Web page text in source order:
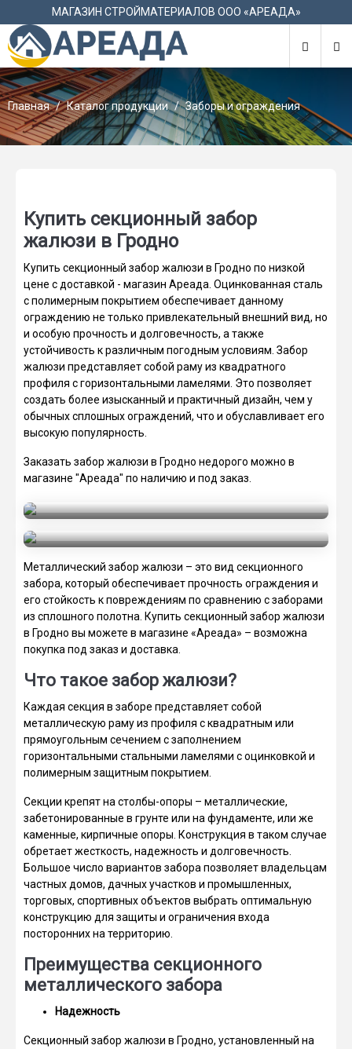
МАГАЗИН СТРОЙМАТЕРИАЛОВ ООО «АРЕАДА»
Главная Каталог продукции Заборы и ограждения
Купить секционный забор
жалюзи в Гродно
Купить секционный забор жалюзи в Гродно по низкой
цене с доставкой - магазин Ареада. Оцинкованная сталь
с полимерным покрытием обеспечивает данному
ограждению не только привлекательный внешний вид, но
и особую прочность и долговечность, а также
устойчивость к различным погодным условиям. Забор
жалюзи представляет собой раму из квадратного
профиля с горизонтальными ламелями. Это позволяет
создать более изысканный и практичный дизайн, чем у
обычных сплошных ограждений, что и обуславливает его
высокую популярность.
Заказать забор жалюзи в Гродно недорого можно в
магазине "Ареада" по наличию и под заказ.
Забор-жалюзи "Юнистрейд"
Забор-жалюзи "МКТрейд"
Металлический забор жалюзи – это вид секционного
забора, который обеспечивает прочность ограждения и
его стойкость к повреждениям по сравнению с заборами
из сплошного полотна. Купить секционный забор жалюзи
в Гродно вы можете в магазине «Ареада» – возможна
покупка под заказ и доставка.
Что такое забор жалюзи?
Каждая секция в заборе представляет собой
металлическую раму из профиля с квадратным или
прямоугольным сечением с заполнением
горизонтальными стальными ламелями с оцинковкой и
полимерным защитным покрытием.
Секции крепят на столбы-опоры – металлические,
забетонированные в грунте или на фундаменте, или же
каменные, кирпичные опоры. Конструкция в таком случае
обретает жесткость, надежность и долговечность.
Большое число вариантов забора позволяет владельцам
частных домов, дачных участков и промышленных,
торговых, спортивных объектов выбрать оптимальную
конструкцию для защиты и ограничения входа
посторонних на территорию.
Преимущества секционного
металлического забора
Надежность
Секционный забор жалюзи в Гродно, установленный на